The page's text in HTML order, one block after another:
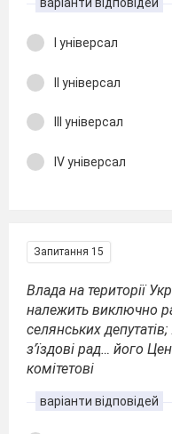
І універсал
ІІ універсал
ІІІ універсал
ІV універсал
Запитання 15
Влада на території
належить виключно
селянських
з’їздові рад… його
комітетові
варіанти відповідей